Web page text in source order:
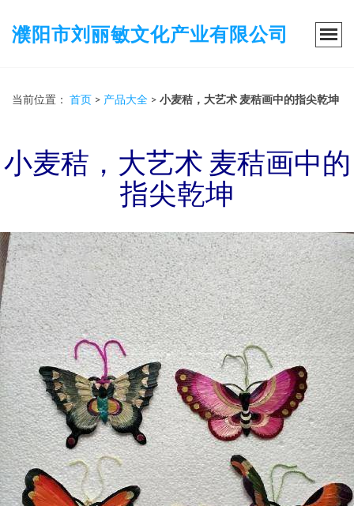
濮阳市刘丽敏文化产业有限公司
当前位置： 首页 > 产品大全 > 小麦秸，大艺术 麦秸画中的指尖乾坤
小麦秸，大艺术 麦秸画中的
指尖乾坤